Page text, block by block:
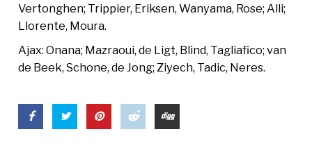
Vertonghen; Trippier, Eriksen, Wanyama, Rose; Alli;
Llorente, Moura.
Ajax: Onana; Mazraoui, de Ligt, Blind, Tagliafico; van
de Beek, Schone, de Jong; Ziyech, Tadic, Neres.